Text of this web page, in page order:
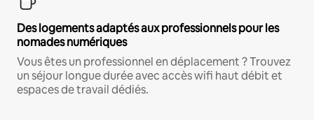
Des logements adaptés aux professionnels pour les
nomades numériques
Vous êtes un professionnel en déplacement ? Trouvez
un séjour longue durée avec accès wifi haut débit et
espaces de travail dédiés.